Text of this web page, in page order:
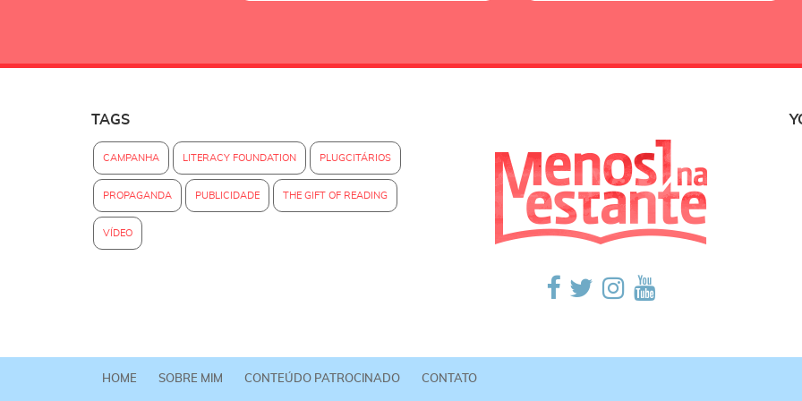
TAGS
CAMPANHA LITERACY FOUNDATION PLUGCITÁRIOS
PROPAGANDA PUBLICIDADE THE GIFT OF READING
VÍDEO
HOME SOBRE MIM CONTEÚDO PATROCINADO CONTATO